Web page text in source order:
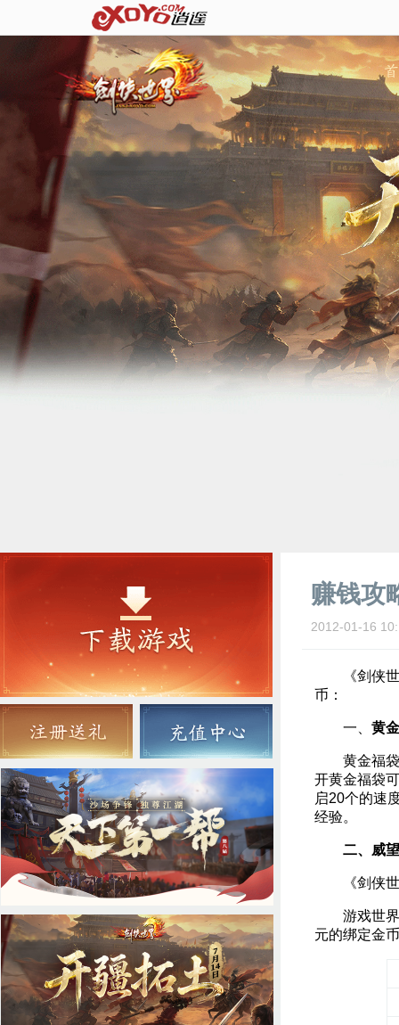
赚钱攻
2012-01-16
《剑侠世
币：
一、 黄
黄金福袋
开黄金福袋
启20个的速
经验。
二、威
《剑侠世
游戏世界
元的绑定金